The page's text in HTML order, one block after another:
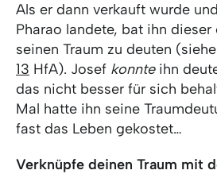
Als er dann verkauft wurde
Pharao landete, bat ihn dieser
seinen Traum zu deuten (siehe
13 HfA). Josef konnteihn
das nicht besser für sich
Mal hatte ihn seine
fast das Leben gekostet…
Verknüpfe deinen Traum mit